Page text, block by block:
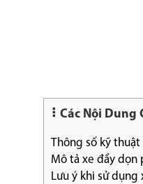
Các Nội Dung
Thông số kỹ
Mô tả xe đẩy dọn
Lưu ý khi sử dụng